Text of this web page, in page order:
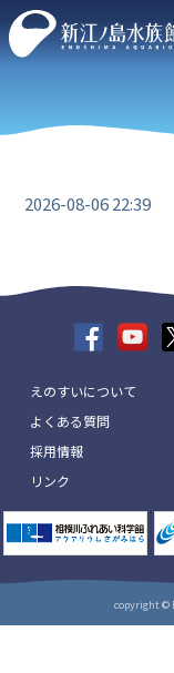
2026-08-06 22:39
えのすいについて
よくある質問
採用情報
リンク
copyright ©